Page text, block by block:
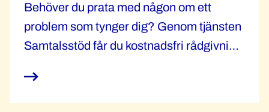
Behöver du prata med någon om ett
problem som tynger dig? Genom tjänsten
Samtalsstöd får du kostnadsfri rådgivning
hälsocoach.